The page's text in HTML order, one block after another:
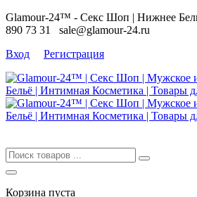
Glamour-24™ - Секс Шоп | Нижнее
890 73 31 sale@glamour-24.ru
Вход
Регистрация
Корзина пуста